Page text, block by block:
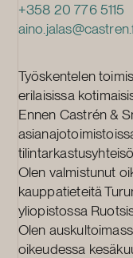
+358 20 776 5115
Työskentelen
erilaisissa
Ennen Castrén &
Olen valmistunut
kauppatieteitä
yliopistossa
Olen
oikeudessa